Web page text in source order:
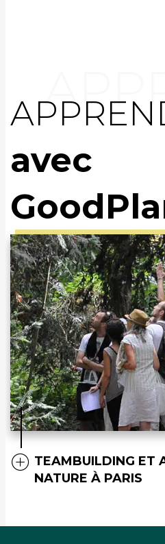
avec
TEAMBUILDING ET
NATURE À PARIS